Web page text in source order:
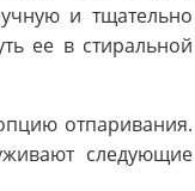
и тщательно
ее в стиральной
отпаривания.
следующие